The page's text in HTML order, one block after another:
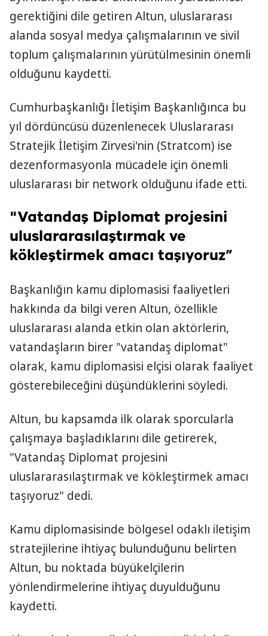
gerektiğini dile getiren Altun, uluslararası
alanda sosyal medya çalışmalarının ve sivil
toplum çalışmalarının yürütülmesinin önemli
olduğunu kaydetti.
Cumhurbaşkanlığı İletişim Başkanlığınca bu
yıl dördüncüsü düzenlenecek Uluslararası
Stratejik İletişim Zirvesi'nin (Stratcom) ise
dezenformasyonla mücadele için önemli
uluslararası bir network olduğunu ifade etti.
"Vatandaş Diplomat projesini
uluslararasılaştırmak ve
kökleştirmek amacı taşıyoruz”
Başkanlığın kamu diplomasisi faaliyetleri
hakkında da bilgi veren Altun, özellikle
uluslararası alanda etkin olan aktörlerin,
vatandaşların birer "vatandaş diplomat"
olarak, kamu diplomasisi elçisi olarak faaliyet
gösterebileceğini düşündüklerini söyledi.
Altun, bu kapsamda ilk olarak sporcularla
çalışmaya başladıklarını dile getirerek,
"Vatandaş Diplomat projesini
uluslararasılaştırmak ve kökleştirmek amacı
taşıyoruz" dedi.
Kamu diplomasisinde bölgesel odaklı iletişim
stratejilerine ihtiyaç bulunduğunu belirten
Altun, bu noktada büyükelçilerin
yönlendirmelerine ihtiyaç duyulduğunu
kaydetti.